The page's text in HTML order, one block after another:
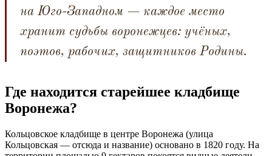
на Юго-Западном — каждое место
хранит судьбы воронежцев: учёных,
поэтов, рабочих, защитников Родины.
Где находится старейшее кладбище
Воронежа?
Кольцовское кладбище в центре Воронежа (улица
Кольцовская — отсюда и название) основано в 1820 году. На